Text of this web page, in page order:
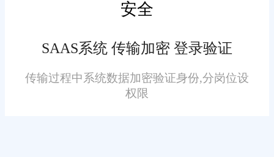
复已知漏洞并增加新功能。企业
术支持和版本更新，确保系统始
终处于最佳状态。
七、结语
安全
SAAS系统 传输加密 登录验证
传输过程中系统数据加密验证身份,分岗位设
权限